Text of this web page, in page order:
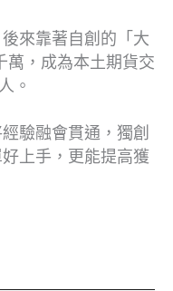
來靠著自創的「大
萬，成為本土期貨交
。
驗融會貫通，獨創
上手，更能提高獲